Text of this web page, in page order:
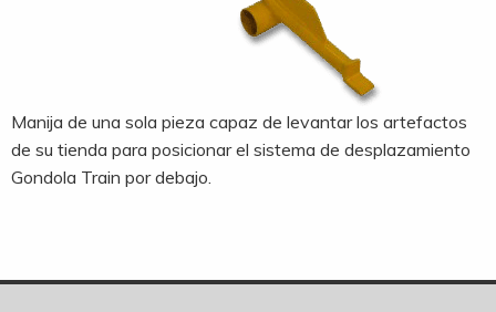
Manija de una sola pieza capaz de levantar los artefactos
de su tienda para posicionar el sistema de desplazamiento
Gondola Train por debajo.